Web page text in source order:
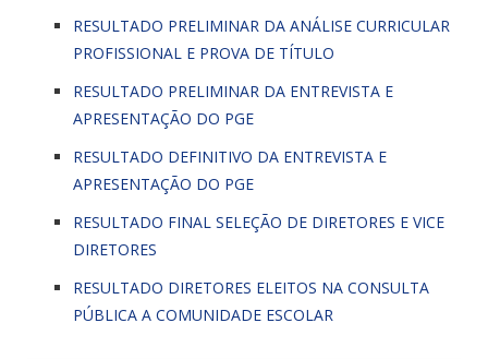
RESULTADO PRELIMINAR DA ANÁLISE CURRICULAR
PROFISSIONAL E PROVA DE TÍTULO
RESULTADO PRELIMINAR DA ENTREVISTA E
APRESENTAÇÃO DO PGE
RESULTADO DEFINITIVO DA ENTREVISTA E
APRESENTAÇÃO DO PGE
RESULTADO FINAL SELEÇÃO DE DIRETORES E VICE
DIRETORES
RESULTADO DIRETORES ELEITOS NA CONSULTA
PÚBLICA A COMUNIDADE ESCOLAR